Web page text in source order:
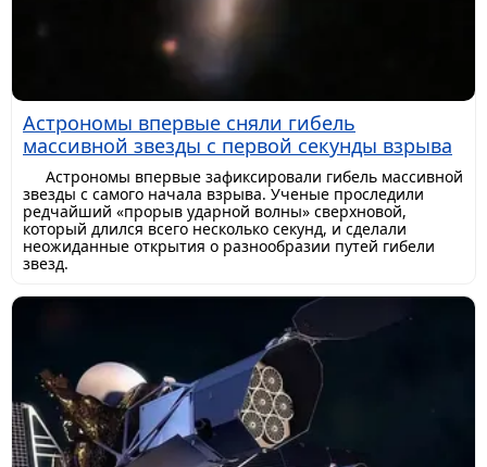
Астрономы впервые сняли гибель
массивной звезды с первой секунды взрыва
Астрономы впервые зафиксировали гибель массивной
звезды с самого начала взрыва. Ученые проследили
редчайший «прорыв ударной волны» сверхновой,
который длился всего несколько секунд, и сделали
неожиданные открытия о разнообразии путей гибели
звезд.